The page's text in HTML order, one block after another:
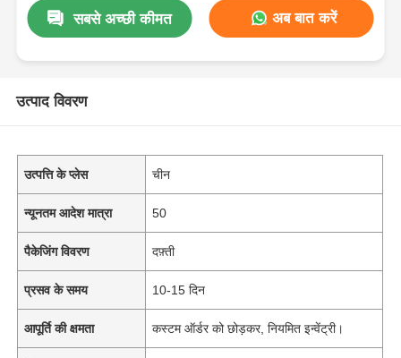
सबसे अच्छी कीमत अब बात करें
उत्पाद विवरण
उत्पत्ति के प्लेस चीन
न्यूनतम आदेश मात्रा 50
पैकेजिंग विवरण दफ़्ती
प्रसव के समय 10-15 दिन
आपूर्ति की क्षमता कस्टम ऑर्डर को छोड़कर, नियमित इन्वेंट्री।